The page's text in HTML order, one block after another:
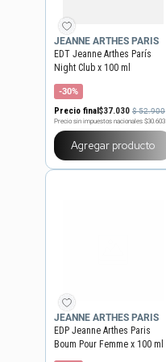
JEANNE ARTHES PARIS
EDT Jeanne Arthes París
Night Club x 100 ml
-30%
Precio final$37.030 $52.900
Precio sin impuestos nacionales $30.603
Agregar producto
JEANNE ARTHES PARIS
EDP Jeanne Arthes Paris
Boum Pour Femme x 100 ml